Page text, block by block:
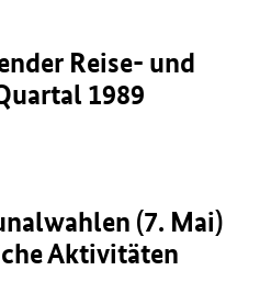
Reise- und
1989
(7. Mai)
Aktivitäten